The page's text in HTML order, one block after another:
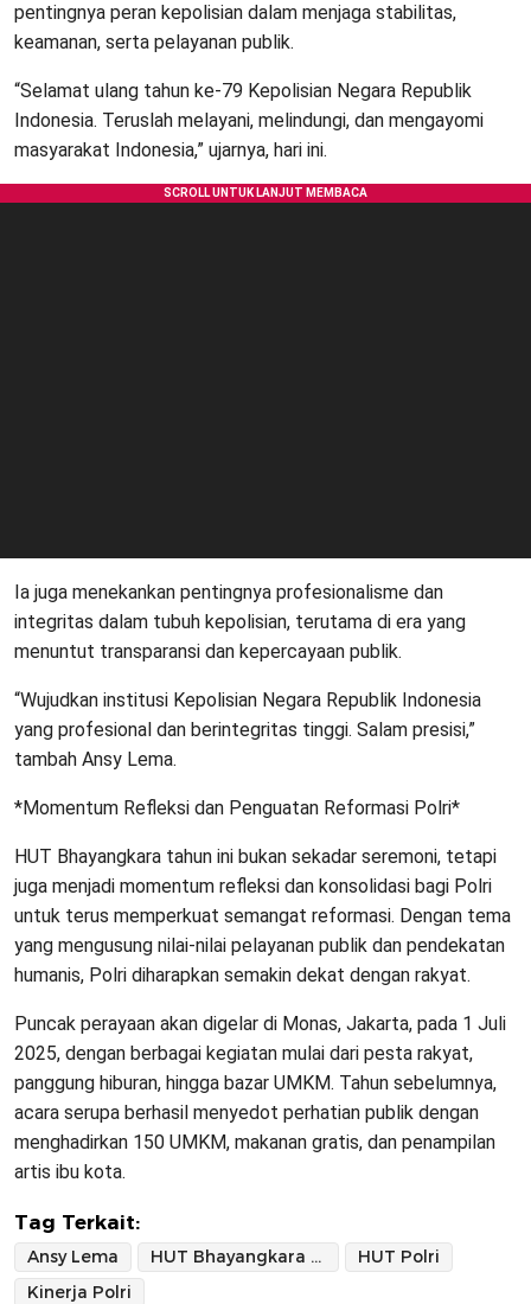
pentingnya peran kepolisian dalam menjaga stabilitas,
keamanan, serta pelayanan publik.
“Selamat ulang tahun ke-79 Kepolisian Negara Republik
Indonesia. Teruslah melayani, melindungi, dan mengayomi
masyarakat Indonesia,” ujarnya, hari ini.
Ia juga menekankan pentingnya profesionalisme dan
integritas dalam tubuh kepolisian, terutama di era yang
menuntut transparansi dan kepercayaan publik.
“Wujudkan institusi Kepolisian Negara Republik Indonesia
yang profesional dan berintegritas tinggi. Salam presisi,”
tambah Ansy Lema.
*Momentum Refleksi dan Penguatan Reformasi Polri*
HUT Bhayangkara tahun ini bukan sekadar seremoni, tetapi
juga menjadi momentum refleksi dan konsolidasi bagi Polri
untuk terus memperkuat semangat reformasi. Dengan tema
yang mengusung nilai-nilai pelayanan publik dan pendekatan
humanis, Polri diharapkan semakin dekat dengan rakyat.
Puncak perayaan akan digelar di Monas, Jakarta, pada 1 Juli
2025, dengan berbagai kegiatan mulai dari pesta rakyat,
panggung hiburan, hingga bazar UMKM. Tahun sebelumnya,
acara serupa berhasil menyedot perhatian publik dengan
menghadirkan 150 UMKM, makanan gratis, dan penampilan
artis ibu kota.
Tag Terkait:
Ansy Lema HUT Bhayangkara ke-79
HUT Polri
Kinerja Polri